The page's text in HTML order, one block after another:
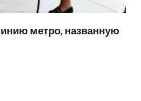
метро, названную